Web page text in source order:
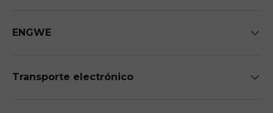
ENGWE
Transporte electrónico